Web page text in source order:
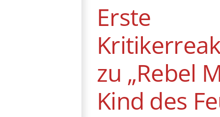
Erste
zu „Rebel
Kind des